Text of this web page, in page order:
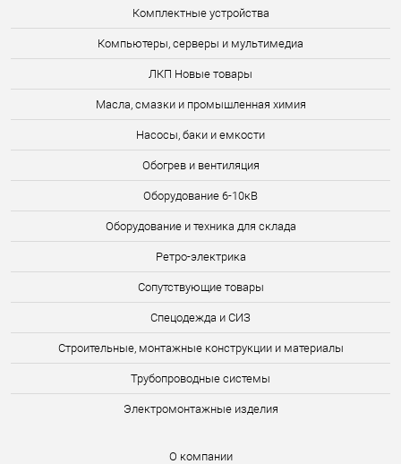
Комплектные устройства
Компьютеры, серверы и мультимедиа
ЛКП Новые товары
Масла, смазки и промышленная химия
Насосы, баки и емкости
Обогрев и вентиляция
Оборудование 6-10кВ
Оборудование и техника для склада
Ретро-электрика
Сопутствующие товары
Спецодежда и СИЗ
Строительные, монтажные конструкции и материалы
Трубопроводные системы
Электромонтажные изделия
О компании